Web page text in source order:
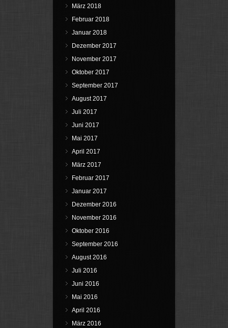
März 2018
Februar 2018
Januar 2018
Dezember 2017
November 2017
Oktober 2017
September 2017
August 2017
Juli 2017
Juni 2017
Mai 2017
April 2017
März 2017
Februar 2017
Januar 2017
Dezember 2016
November 2016
Oktober 2016
September 2016
August 2016
Juli 2016
Juni 2016
Mai 2016
April 2016
März 2016